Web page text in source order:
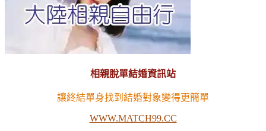
相親脫單結婚資訊站
讓終結單身找到結婚對象變得更簡單
WWW.MATCH99.CC